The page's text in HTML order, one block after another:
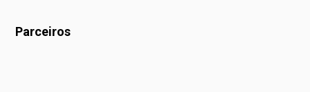
Parceiros